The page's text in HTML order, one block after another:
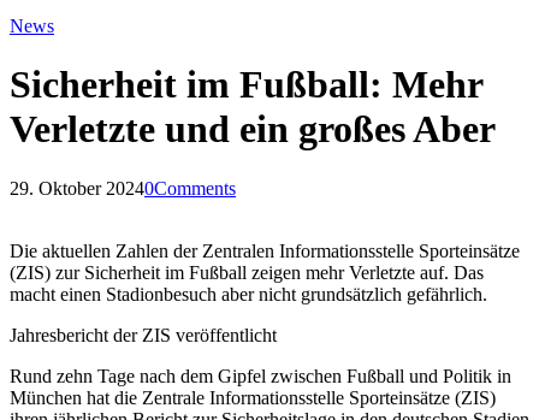
News
Sicherheit im Fußball: Mehr
Verletzte und ein großes Aber
29. Oktober 20240Comments
Die aktuellen Zahlen der Zentralen Informationsstelle Sporteinsätze
(ZIS) zur Sicherheit im Fußball zeigen mehr Verletzte auf. Das
macht einen Stadionbesuch aber nicht grundsätzlich gefährlich.
Jahresbericht der ZIS veröffentlicht
Rund zehn Tage nach dem Gipfel zwischen Fußball und Politik in
München hat die Zentrale Informationsstelle Sporteinsätze (ZIS)